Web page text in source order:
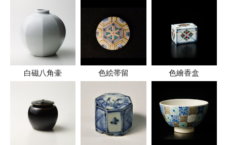
白磁八角壷 色絵帯留 色繪香盒